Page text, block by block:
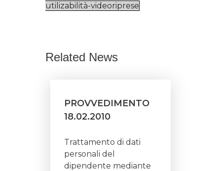
utilizabilità-videoriprese
Related News
PROVVEDIMENTO
18.02.2010
Trattamento di dati
personali del
dipendente mediante